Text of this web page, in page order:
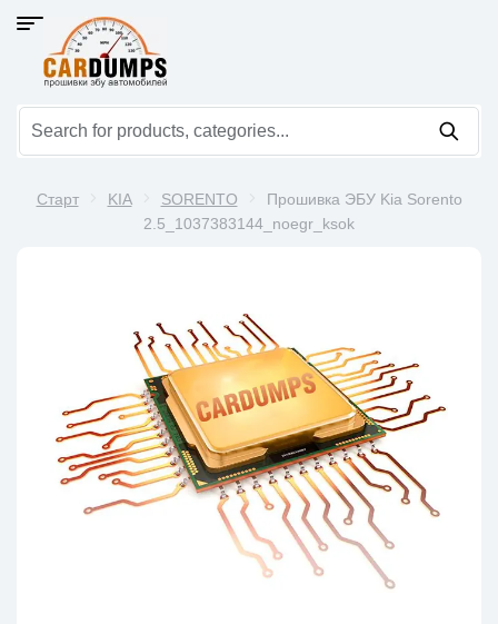
Старт KIA SORENTO
Прошивка ЭБУ Kia Sorento
2.5_1037383144_noegr_ksok